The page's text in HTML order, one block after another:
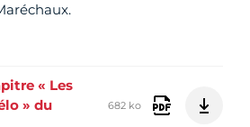
« Les
» du
682 ko